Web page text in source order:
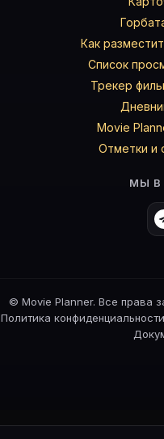
Как
Список
Трекер
Movie
Отметки и
МЫ В
© Movie Planner. Все права
Политика конфиденциальности